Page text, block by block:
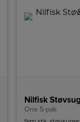
Nilfisk
One 5-pak